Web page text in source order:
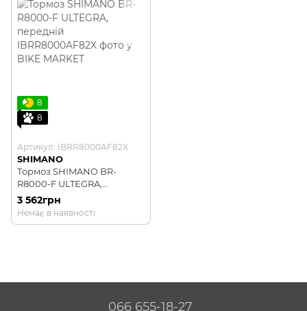
8
8
Артикул: IBRR8000AF82X
SHIMANO
Тормоз SHIMANO BR-
R8000-F ULTEGRA,
передній
3 562грн
Немає в наявності
066 655-18-27